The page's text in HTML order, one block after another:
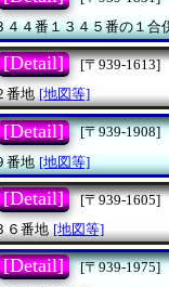
４４番１３４５番の１合
[Detail]
[〒939-1613]
番地 [地図等]
[Detail]
[〒939-1908]
番地 [地図等]
[Detail]
[〒939-1605]
６番地 [地図等]
[Detail]
[〒939-1975]